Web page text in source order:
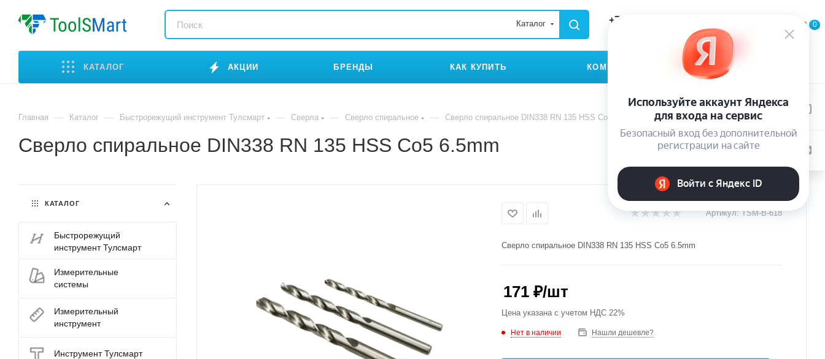
Каталог +79935174889 0
КАТАЛОГ АКЦИИ БРЕНДЫ КАК КУПИТЬ КОМПАНИЯ КОНТАКТЫ
Главная — Каталог — Быстрорежущий инструмент Тулсмарт — Сверла — Сверло спиральное — Сверло спиральное DIN338 RN 135 HSS Co5 6.5mm
Сверло спиральное DIN338 RN 135 HSS Co5 6.5mm
Артикул: TSM-B-618
Сверло спиральное DIN338 RN 135 HSS Co5 6.5mm
171 ₽/шт
Цена указана с учетом НДС 22%
Нет в наличии Нашли дешевле?
КАТАЛОГ
Быстрорежущий
инструмент Тулсмарт
Измерительные
системы
Измерительный
инструмент
Инструмент Тулсмарт